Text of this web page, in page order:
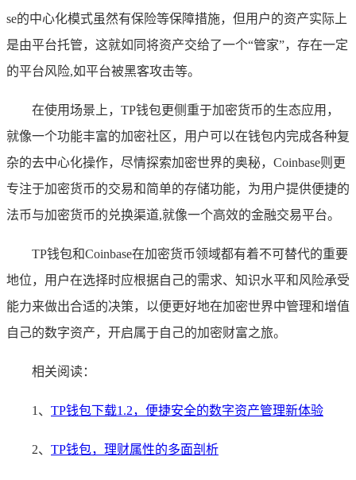
se的中心化模式虽然有保险等保障措施，但用户的资产实际上
是由平台托管，这就如同将资产交给了一个“管家”，存在一定
的平台风险,如平台被黑客攻击等。
在使用场景上，TP钱包更侧重于加密货币的生态应用，
就像一个功能丰富的加密社区，用户可以在钱包内完成各种复
杂的去中心化操作，尽情探索加密世界的奥秘，Coinbase则更
专注于加密货币的交易和简单的存储功能，为用户提供便捷的
法币与加密货币的兑换渠道,就像一个高效的金融交易平台。
TP钱包和Coinbase在加密货币领域都有着不可替代的重要
地位，用户在选择时应根据自己的需求、知识水平和风险承受
能力来做出合适的决策，以便更好地在加密世界中管理和增值
自己的数字资产，开启属于自己的加密财富之旅。
相关阅读：
1、 TP钱包下载1.2，便捷安全的数字资产管理新体验
2、 TP钱包，理财属性的多面剖析